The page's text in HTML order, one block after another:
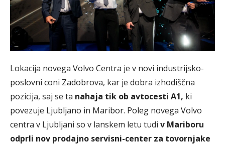
Lokacija novega Volvo Centra je v novi industrijsko-
poslovni coni Zadobrova, kar je dobra izhodiščna
pozicija, saj se ta nahaja tik ob avtocesti A1, ki
povezuje Ljubljano in Maribor. Poleg novega Volvo
centra v Ljubljani so v lanskem letu tudi v Mariboru
odprli nov prodajno servisni-center za tovornjake